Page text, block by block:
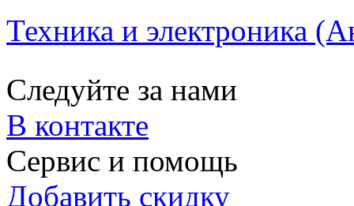
Техника и электроника
Следуйте за нами
В контакте
Сервис и помощь
Добавить скидку